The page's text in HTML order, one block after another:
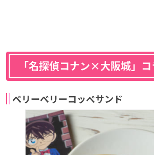
「名探偵コナン×大阪城」コ
ベリーベリーコッペサンド